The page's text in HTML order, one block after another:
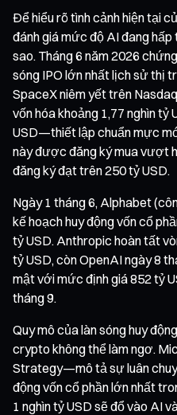
Để hiểu rõ tình cảnh hiện tại
đánh giá mức độ AI đang hấp
sao. Tháng 6 năm 2026
sóng IPO lớn nhất lịch sử thị
SpaceX niêm yết trên
vốn hóa khoảng 1,77 nghìn tỷ
USD—thiết lập chuẩn mực
này được đăng ký mua vượt
đăng ký đạt trên 250 tỷ USD.
Ngày 1 tháng 6, Alphabet
kế hoạch huy động vốn cổ
tỷ USD. Anthropic hoàn tất
tỷ USD, còn OpenAI ngày 8
mật với mức định giá 852 tỷ
tháng 9.
Quy mô của làn sóng huy
crypto không thể làm ngơ.
Strategy—mô tả sự luân
động vốn cổ phần lớn nhất
1 nghìn tỷ USD sẽ đổ vào AI